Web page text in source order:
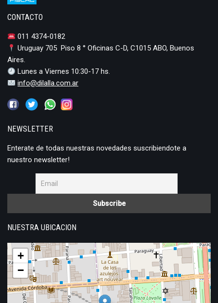
CONTACTO
011 4374-0182
Uruguay 705 Piso 8 ° Oficinas C-D, C1015 ABO, Buenos
Aires.
Lunes a Viernes 10:30-17 hs.
info@dilalla.com.ar
NEWSLETTER
Enterate de todas nuestras novedades suscribiendote a
nuestro newsletter!
NUESTRA UBICACION
+
−